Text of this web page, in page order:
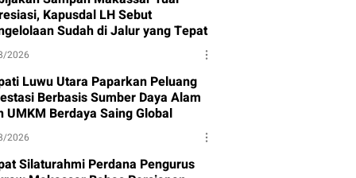
Kapusdal LH Sebut
Sudah di Jalur yang Tepat
2026
Luwu Utara Paparkan Peluang
Berbasis Sumber Daya Alam
UMKM Berdaya Saing Global
2026
Silaturahmi Perdana Pengurus